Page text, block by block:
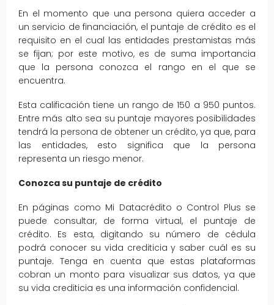
En el momento que una persona quiera acceder a
un servicio de financiación, el puntaje de crédito es el
requisito en el cual las entidades prestamistas más
se fijan; por este motivo, es de suma importancia
que la persona conozca el rango en el que se
encuentra.
Esta calificación tiene un rango de 150 a 950 puntos.
Entre más alto sea su puntaje mayores posibilidades
tendrá la persona de obtener un crédito, ya que, para
las entidades, esto significa que la persona
representa un riesgo menor.
Conozca su puntaje de crédito
En páginas como Mi Datacrédito o Control Plus se
puede consultar, de forma virtual, el puntaje de
crédito. Es esta, digitando su número de cédula
podrá conocer su vida crediticia y saber cuál es su
puntaje. Tenga en cuenta que estas plataformas
cobran un monto para visualizar sus datos, ya que
su vida crediticia es una información confidencial.